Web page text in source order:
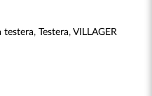
testera, Testera, VILLAGER